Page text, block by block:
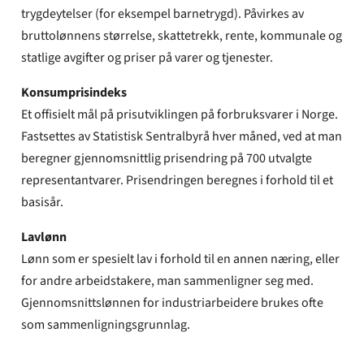
trygdeytelser (for eksempel barnetrygd). Påvirkes av
bruttolønnens størrelse, skattetrekk, rente, kommunale og
statlige avgifter og priser på varer og tjenester.
Konsumprisindeks
Et offisielt mål på prisutviklingen på forbruksvarer i Norge.
Fastsettes av Statistisk Sentralbyrå hver måned, ved at man
beregner gjennomsnittlig prisendring på 700 utvalgte
representantvarer. Prisendringen beregnes i forhold til et
basisår.
Lavlønn
Lønn som er spesielt lav i forhold til en annen næring, eller
for andre arbeidstakere, man sammenligner seg med.
Gjennomsnittslønnen for industriarbeidere brukes ofte
som sammenligningsgrunnlag.